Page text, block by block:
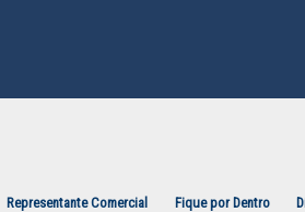
Representante Comercial Fique por Dentro